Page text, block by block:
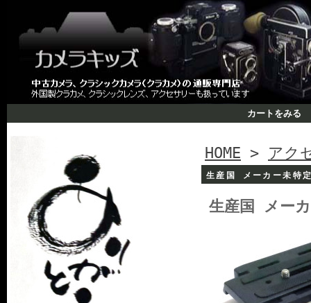
カートをみる
HOME > アク
生産国 メーカー未
生産国 メー